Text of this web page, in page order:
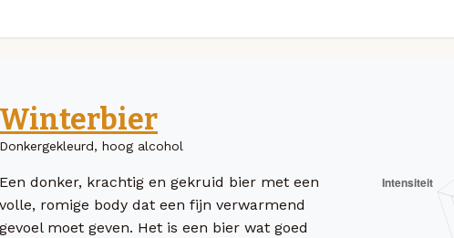
Winterbier
Donkergekleurd, hoog alcohol
Een donker, krachtig en gekruid bier met een
volle, romige body dat een fijn verwarmend
gevoel moet geven. Het is een bier wat goed